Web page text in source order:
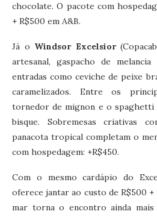
chocolate. O pacote com
+ R$500 em A&B.
Já o Windsor Excelsior
artesanal, gaspacho de
entradas como ceviche de peixe
caramelizados. Entre os
tornedor de mignon e o spaghetti
bisque. Sobremesas criativas
panacota tropical completam o
com hospedagem: +R$450.
Com o mesmo cardápio do
oferece jantar ao custo de R$500 +
mar torna o encontro ainda mais